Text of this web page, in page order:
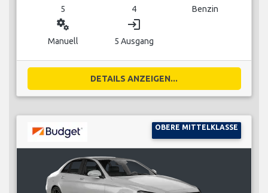
5 4 Benzin
miscellaneous_services
Manuell
login
5 Ausgang
DETAILS ANZEIGEN...
OBERE MITTELKLASSE